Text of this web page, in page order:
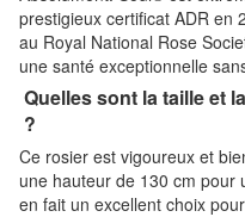
prestigieux certificat ADR en
au Royal National Rose
une santé exceptionnelle
Quelles sont la taille et
?
Ce rosier est vigoureux et
une hauteur de 130 cm pour
en fait un excellent choix